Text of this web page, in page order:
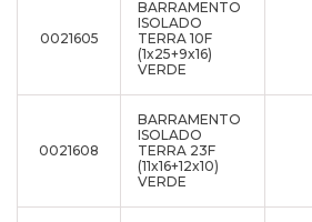
0021605
BARRAMENTO
ISOLADO
TERRA 10F
(1x25+9x16)
VERDE
0021608
BARRAMENTO
ISOLADO
TERRA 23F
(11x16+12x10)
VERDE